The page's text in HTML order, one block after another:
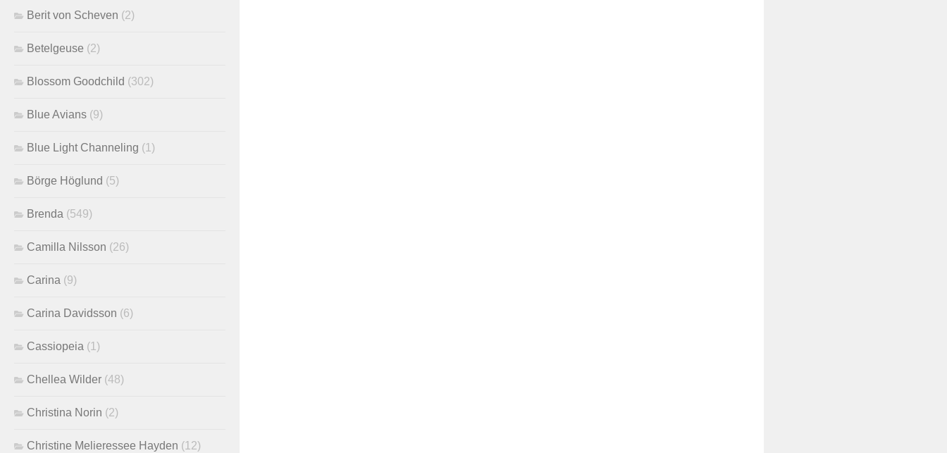
Berit von Scheven (2)
Betelgeuse (2)
Blossom Goodchild (302)
Blue Avians (9)
Blue Light Channeling (1)
Börge Höglund (5)
Brenda (549)
Camilla Nilsson (26)
Carina (9)
Carina Davidsson (6)
Cassiopeia (1)
Chellea Wilder (48)
Christina Norin (2)
Christine Melieressee Hayden (12)